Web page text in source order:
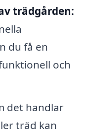
trädgården:
du få en
och
det handlar
träd kan